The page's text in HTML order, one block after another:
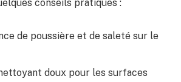
conseils pratiques :
de poussière et de saleté sur le
doux pour les surfaces